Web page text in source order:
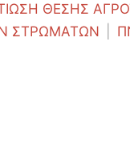
ΘΕΣΗΣ
ΣΤΡΩΜΑΤΩΝ